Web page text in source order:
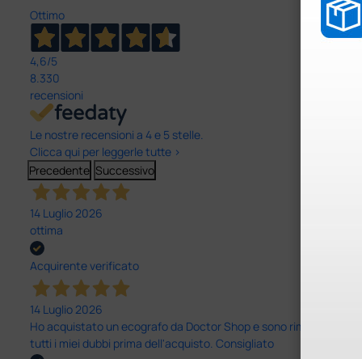
Ottimo
4,6/5
8.330
recensioni
Le nostre recensioni a 4 e 5 stelle.
Clicca qui per leggerle tutte >
Precedente Successivo
14 Luglio 2026
ottima
Acquirente verificato
14 Luglio 2026
Ho acquistato un ecografo da Doctor Shop e sono rimasto
tutti i miei dubbi prima dell'acquisto. Consigliato